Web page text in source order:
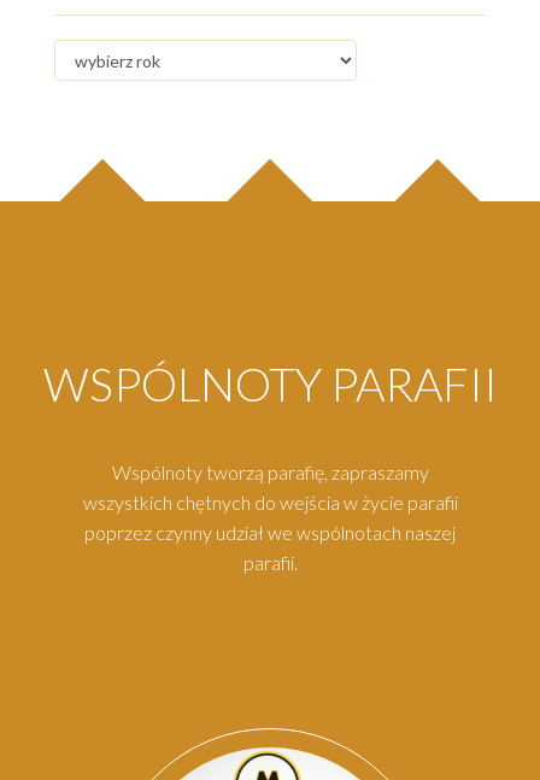
WSPÓLNOTY PARAFII
Wspólnoty tworzą parafię, zapraszamy
wszystkich chętnych do wejścia w życie parafii
poprzez czynny udział we wspólnotach naszej
parafii.